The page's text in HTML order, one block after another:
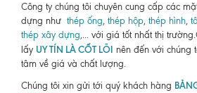
Công ty chúng tôi chuyên cung cấp các
dựng như thép ống, thép hộp, thép hình,
thép xây dựng,... với giá tốt nhất thị
lấy UY TÍN LÀ CỐT LÕI nên đến với chúng
tâm về giá và chất lượng.
Chúng tôi xin gửi tới quý khách hàng